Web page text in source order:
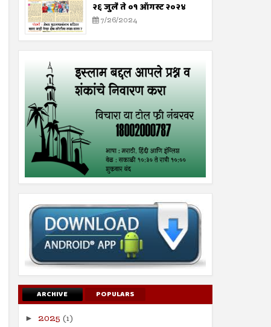
२६ जुलै ते ०१ ऑगस्ट २०२४
7/26/2024
ARCHIVE POPULARS
► 2025 (1)